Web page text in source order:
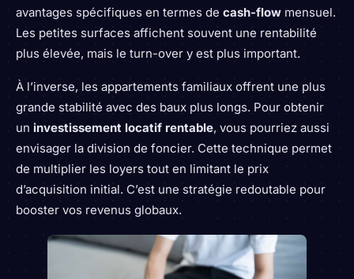
avantages spécifiques en termes de cash-flow mensuel.
Les petites surfaces affichent souvent une rentabilité
plus élevée, mais le turn-over y est plus important.
À l’inverse, les appartements familiaux offrent une plus
grande stabilité avec des baux plus longs. Pour obtenir
un investissement locatif rentable, vous pourriez aussi
envisager la division de foncier. Cette technique permet
de multiplier les loyers tout en limitant le prix
d’acquisition initial. C’est une stratégie redoutable pour
booster vos revenus globaux.